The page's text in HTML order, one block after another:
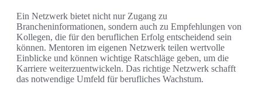
Ein Netzwerk bietet nicht nur Zugang zu
Brancheninformationen, sondern auch zu Empfehlungen von
Kollegen, die für den beruflichen Erfolg entscheidend sein
können. Mentoren im eigenen Netzwerk teilen wertvolle
Einblicke und können wichtige Ratschläge geben, um die
Karriere weiterzuentwickeln. Das richtige Netzwerk schafft
das notwendige Umfeld für berufliches Wachstum.